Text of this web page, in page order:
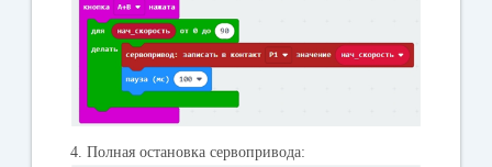
4. Полная остановка сервопривода: